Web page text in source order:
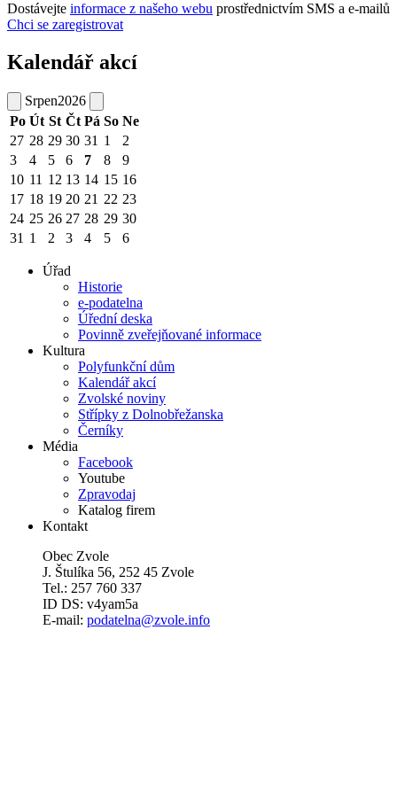
Dostávejte informace z našeho webu prostřednictvím SMS a e-mailů
Chci se zaregistrovat
Kalendář akcí
Srpen2026
Po Út St Čt Pá So Ne
27 28 29 30 31 1
2
3
4 5 6 7 8
9
10 11 12 13 14 15 16
17 18 19 20 21 22 23
24 25 26 27 28 29 30
31 1 2 3 4 5 6
Úřad
Historie
e-podatelna
Úřední deska
Povinně zveřejňované informace
Kultura
Polyfunkční dům
Kalendář akcí
Zvolské noviny
Střípky z Dolnobřežanska
Černíky
Média
Facebook
Youtube
Zpravodaj
Katalog firem
Kontakt
Obec Zvole
J. Štulíka 56, 252 45 Zvole
Tel.: 257 760 337
ID DS: v4yam5a
E-mail: podatelna@zvole.info